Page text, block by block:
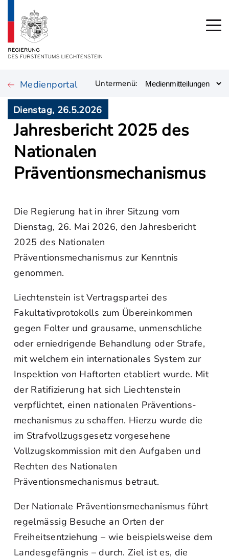
Medienportal Untermenü:
Dienstag, 26.5.2026
Jahresbericht 2025 des
Nationalen
Präventionsmechanismus
Die Regierung hat in ihrer Sitzung vom
Dienstag, 26. Mai 2026, den Jahresbericht
2025 des Nationalen
Präventionsmechanismus zur Kenntnis
genommen.
Liechtenstein ist Vertragspartei des
Fakultativprotokolls zum Übereinkommen
gegen Folter und grausame, unmenschliche
oder erniedrigende Behandlung oder Strafe,
mit welchem ein internationales System zur
Inspektion von Haftorten etabliert wurde. Mit
der Ratifizierung hat sich Liechtenstein
verpflichtet, einen nationalen Präventions-
mechanismus zu schaffen. Hierzu wurde die
im Strafvollzugsgesetz vorgesehene
Vollzugskommission mit den Aufgaben und
Rechten des Nationalen
Präventionsmechanismus betraut.
Der Nationale Präventionsmechanismus führt
regelmässig Besuche an Orten der
Freiheitsentziehung – wie beispielsweise dem
Landesgefängnis – durch. Ziel ist es, die